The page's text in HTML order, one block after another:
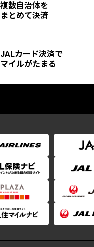
複数自治体を
まとめて決済
JALカード決済で
マイルがたまる